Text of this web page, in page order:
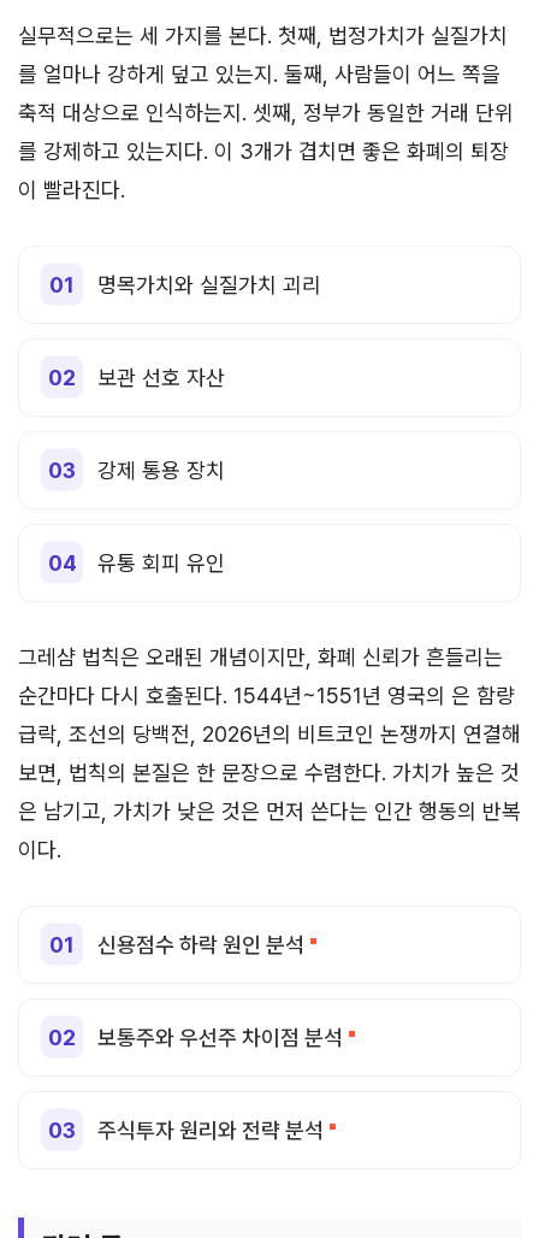
실무적으로는 세 가지를 본다. 첫째, 법정가치가 실질가치
를 얼마나 강하게 덮고 있는지. 둘째, 사람들이 어느 쪽을
축적 대상으로 인식하는지. 셋째, 정부가 동일한 거래 단위
를 강제하고 있는지다. 이 3개가 겹치면 좋은 화폐의 퇴장
이 빨라진다.
명목가치와 실질가치 괴리
보관 선호 자산
강제 통용 장치
유통 회피 유인
그레샴 법칙은 오래된 개념이지만, 화폐 신뢰가 흔들리는
순간마다 다시 호출된다. 1544년~1551년 영국의 은 함량
급락, 조선의 당백전, 2026년의 비트코인 논쟁까지 연결해
보면, 법칙의 본질은 한 문장으로 수렴한다. 가치가 높은 것
은 남기고, 가치가 낮은 것은 먼저 쓴다는 인간 행동의 반복
이다.
신용점수 하락 원인 분석
보통주와 우선주 차이점 분석
주식투자 원리와 전략 분석